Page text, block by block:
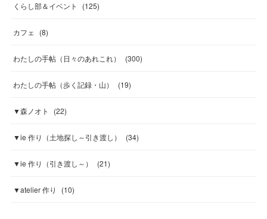
くらし部＆イベント (125)
カフェ (8)
わたしの手帖（日々のあれこれ） (300)
わたしの手帖（歩く記録・山） (19)
▼森ノオト (22)
▼ie 作り（土地探し～引き渡し） (34)
▼ie 作り（引き渡し～） (21)
▼atelier 作り (10)